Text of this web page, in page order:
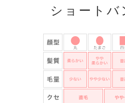
ショートバ